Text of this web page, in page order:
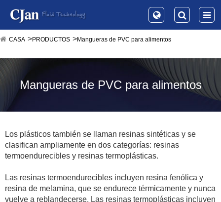
CASA PRODUCTOS Mangueras de PVC para alimentos
Mangueras de PVC para alimentos
Los plásticos también se llaman resinas sintéticas y se
clasifican ampliamente en dos categorías: resinas
termoendurecibles y resinas termoplásticas.
Las resinas termoendurecibles incluyen resina fenólica y
resina de melamina, que se endurece térmicamente y nunca
vuelve a reblandecerse. Las resinas termoplásticas incluyen